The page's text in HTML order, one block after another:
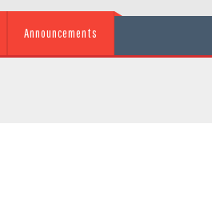
Announcements